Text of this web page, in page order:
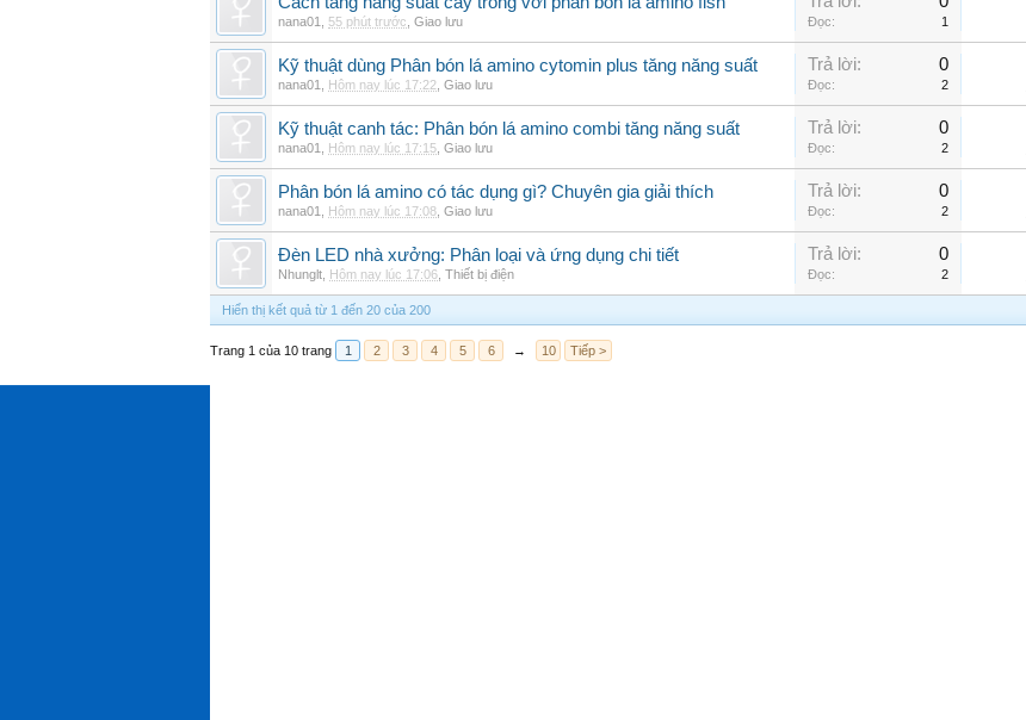
nana01 55 phút trước Giao lưu Đọc: 1
Kỹ thuật dùng Phân bón lá amino cytomin plus tăng năng suất
nana01 Hôm nay lúc 17:22 Giao lưu
Trả lời: 0
Đọc: 2
Kỹ thuật canh tác: Phân bón lá amino combi tăng năng suất
nana01 Hôm nay lúc 17:15 Giao lưu
Trả lời: 0
Đọc: 2
Phân bón lá amino có tác dụng gì? Chuyên gia giải thích
nana01 Hôm nay lúc 17:08 Giao lưu
Trả lời: 0
Đọc: 2
Đèn LED nhà xưởng: Phân loại và ứng dụng chi tiết
Nhunglt Hôm nay lúc 17:06 Thiết bị điện
Trả lời: 0
Đọc: 2
Hiển thị kết quả từ 1 đến 20 của 200
Trang 1 của 10 trang 1 2 3 4 5 6 → 10 Tiếp >